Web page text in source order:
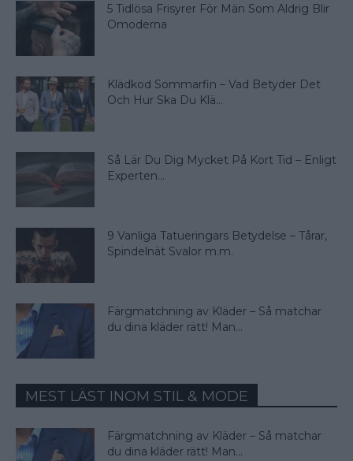
5 Tidlösa Frisyrer För Män Som Aldrig Blir
Omoderna
Klädkod Sommarfin – Vad Betyder Det
Och Hur Ska Du Klä...
Så Lär Du Dig Mycket På Kort Tid – Enligt
Experten...
9 Vanliga Tatueringars Betydelse – Tårar,
Spindelnät Svalor m.m.
Färgmatchning av Kläder – Så matchar
du dina kläder rätt! Man...
MEST LÄST INOM STIL & MODE
Färgmatchning av Kläder – Så matchar
du dina kläder rätt! Man...